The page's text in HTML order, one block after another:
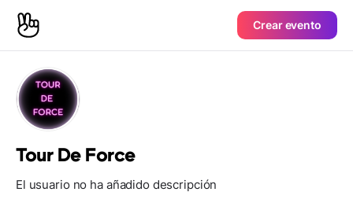
Crear evento
Tour De Force
El usuario no ha añadido descripción